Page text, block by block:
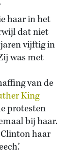
haar in het
dat niet
vijftig in
was met
van de
King
protesten
bij haar.
haar